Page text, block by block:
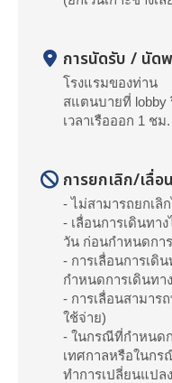
การนัดรับ / นัด
โรงแรมของท่าน
สแตนบายที่
เวลาเรือออก 1 ชม.
การยกเลิก/เลื่อ
- ไม่สามารถยกเลิ
- เลื่อนการเดินทา
วัน ก่อนกำหนดกา
- การเลื่อนการเดิ
กำหนดการเดินทา
- การเลื่อนสามาร
ใช้จ่าย)
- ในกรณีที่กำหนด
เทศกาลหรือในกร
ทำการเปลี่ยนแปล